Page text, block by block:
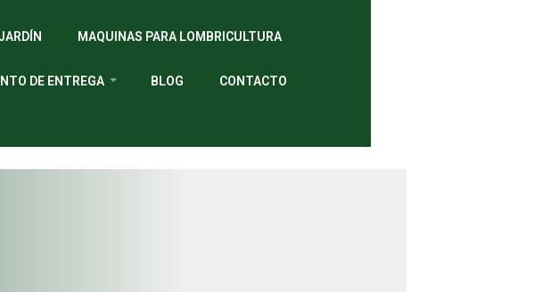
MAQUINAS PARA LOMBRICULTURA
DE ENTREGA BLOG CONTACTO